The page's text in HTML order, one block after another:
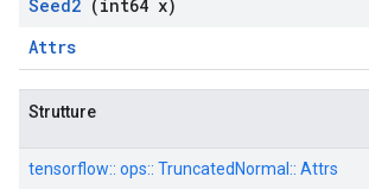
Seed2 (int64 x)
Attrs
Strutture
tensorflow:: ops:: TruncatedNormal:: Attrs